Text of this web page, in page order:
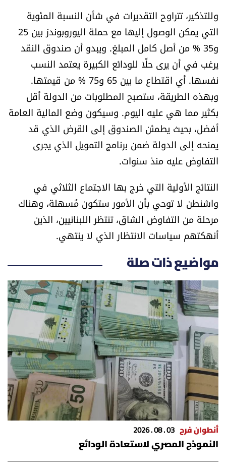
وللتذكير، تتراوح التقديرات في شأن النسبة المئوية
التي يمكن الوصول إليها مع حملة اليوروبوندز بين 25
و35 % من أصل كامل المبلغ. ويبدو أن صندوق النقد
يرغب في أن يرى حلًا للودائع الكبيرة يعتمد النسب
نفسها. أي اقتطاع ما بين 65 و75 % من قيمتها.
وبهذه الطريقة، ستصبح المطلوبات من الدولة أقل
بكثير مما هي عليه اليوم. وسيكون وضع المالية العامة
أفضل، بحيث يطمئن الصندوق إلى القرض الذي قد
يمنحه إلى الدولة ضمن برنامج التمويل الذي يجرى
التفاوض عليه منذ سنوات.
النتائج الأولية التي خرج بها الاجتماع الثلاثي في
واشنطن لا توحي بأن الأمور ستكون مُسهلة، وهناك
مرحلة من التفاوض الشاق، تنتظر اللبنانيين، الذين
أنهكتهم سياسات الانتظار الذي لا ينتهي.
مواضيع ذات صلة
أنطوان فرح 03 . 08 . 2026
النموذج المصري لاستعادة الودائع